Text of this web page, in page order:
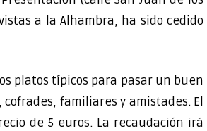
a la Alhambra, ha sido cedido
platos típicos para pasar un buen
familiares y amistades. El
de 5 euros. La recaudación irá